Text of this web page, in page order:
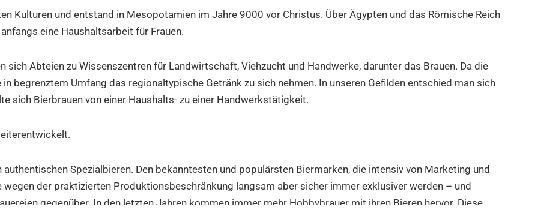
Kulturen und entstand in Mesopotamien im Jahre 9000 vor Christus. Über Ägypten und das Römische Reich
eine Haushaltsarbeit für Frauen.
Abteien zu Wissenszentren für Landwirtschaft, Viehzucht und Handwerke, darunter das Brauen. Da die
begrenztem Umfang das regionaltypische Getränk zu sich nehmen. In unseren Gefilden entschied man sich
sich Bierbrauen von einer Haushalts- zu einer Handwerkstätigkeit.
Spezialbieren. Den bekanntesten und populärsten Biermarken, die intensiv von Marketing und
der praktizierten Produktionsbeschränkung langsam aber sicher immer exklusiver werden – und
gegenüber. In den letzten Jahren kommen immer mehr Hobbybrauer mit ihren Bieren hervor. Diese